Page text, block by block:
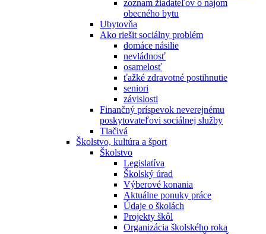
zoznam žiadateľov o nájom
obecného bytu
Ubytovňa
Ako riešit sociálny problém
domáce násilie
nevládnosť
osamelosť
ťažké zdravotné postihnutie
seniori
závislosti
Finančný príspevok neverejnému
poskytovateľovi sociálnej služby
Tlačivá
Školstvo, kultúra a šport
Školstvo
Legislatíva
Školský úrad
Výberové konania
Aktuálne ponuky práce
Údaje o školách
Projekty škôl
Organizácia školského roka